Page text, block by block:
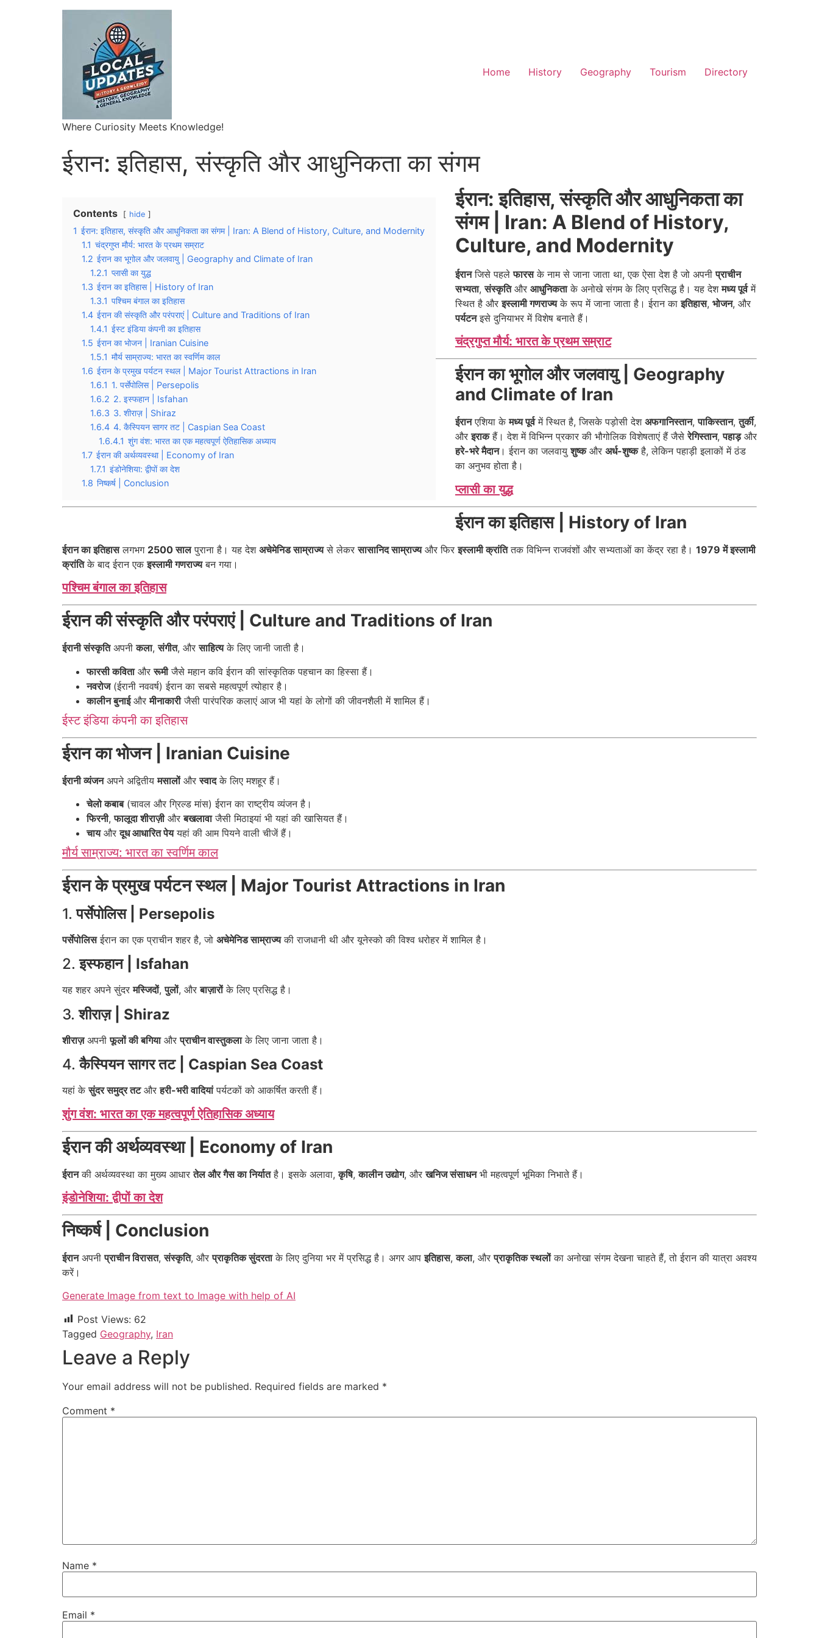
Where Curiosity Meets Knowledge!
Home History Geography Tourism Directory
ईरान: इतिहास, संस्कृति और आधुनिकता का संगम
Contents hide
1 ईरान: इतिहास, संस्कृति और आधुनिकता का संगम | Iran: A Blend of History, Culture, and Modernity
1.1 चंद्रगुप्त मौर्य: भारत के प्रथम सम्राट
1.2 ईरान का भूगोल और जलवायु | Geography and Climate of Iran
1.2.1 प्लासी का युद्ध
1.3 ईरान का इतिहास | History of Iran
1.3.1 पश्चिम बंगाल का इतिहास
1.4 ईरान की संस्कृति और परंपराएं | Culture and Traditions of Iran
1.4.1 ईस्ट इंडिया कंपनी का इतिहास
1.5 ईरान का भोजन | Iranian Cuisine
1.5.1 मौर्य साम्राज्य: भारत का स्वर्णिम काल
1.6 ईरान के प्रमुख पर्यटन स्थल | Major Tourist Attractions in Iran
1.6.1 1. पर्सेपोलिस | Persepolis
1.6.2 2. इस्फहान | Isfahan
1.6.3 3. शीराज़ | Shiraz
1.6.4 4. कैस्पियन सागर तट | Caspian Sea Coast
1.6.4.1 शुंग वंश: भारत का एक महत्वपूर्ण ऐतिहासिक अध्याय
1.7 ईरान की अर्थव्यवस्था | Economy of Iran
1.7.1 इंडोनेशिया: द्वीपों का देश
1.8 निष्कर्ष | Conclusion
ईरान: इतिहास, संस्कृति और आधुनिकता का
संगम | Iran: A Blend of History,
Culture, and Modernity
ईरानजिसे पहलेफारसके नाम से जाना जाता था, एक ऐसा देश है जो अपनीप्राचीन
सभ्यता,संस्कृतिऔर आधुनिकताके अनोखे संगम के लिए प्रसिद्ध है। यह देशमध्य पूर्वमें
स्थित है औरइस्लामी गणराज्यके रूप में जाना जाता है। ईरान काइतिहास, भोजन, और
पर्यटनइसे दुनियाभर में विशेष बनाते हैं।
चंद्रगुप्त मौर्य: भारत के प्रथम सम्राट
ईरान का भूगोल और जलवायु | Geography
and Climate of Iran
ईरानएशिया केमध्य पूर्वमें स्थित है, जिसके पड़ोसी देश अफगानिस्तान,पाकिस्तान,तुर्की,
औरइराकहैं। देश में विभिन्न प्रकार की भौगोलिक विशेषताएं हैं जैसेरेगिस्तान,पहाड़और
हरे-भरे मैदान। ईरान का जलवायुशुष्कऔर अर्ध-शुष्कहै, लेकिन पहाड़ी इलाकों में ठंड
का अनुभव होता है।
प्लासी का युद्ध
ईरान का इतिहास | History of Iran
ईरान का इतिहासलगभग 2500 सालपुराना है। यह देश अचेमेनिड साम्राज्यसे लेकरसासानिद साम्राज्यऔर फिरइस्लामी क्रांतितक विभिन्न राजवंशों और सभ्यताओं का केंद्र रहा है। 1979 में इस्लामी
क्रांतिके बाद ईरान एकइस्लामी गणराज्यबन गया।
पश्चिम बंगाल का इतिहास
ईरान की संस्कृति और परंपराएं | Culture and Traditions of Iran
ईरानी संस्कृतिअपनीकला,संगीत, औरसाहित्यके लिए जानी जाती है।
फारसी कविताऔररूमीजैसे महान कवि ईरान की सांस्कृतिक पहचान का हिस्सा हैं।
नवरोज(ईरानी नववर्ष) ईरान का सबसे महत्वपूर्ण त्योहार है।
कालीन बुनाईऔरमीनाकारीजैसी पारंपरिक कलाएं आज भी यहां के लोगों की जीवनशैली में शामिल हैं।
ईस्ट इंडिया कंपनी का इतिहास
ईरान का भोजन | Iranian Cuisine
ईरानी व्यंजनअपने अद्वितीयमसालोंऔरस्वादके लिए मशहूर हैं।
चेलो कबाब(चावल और ग्रिल्ड मांस) ईरान का राष्ट्रीय व्यंजन है।
फिरनी,फालूदा शीराज़ीऔरबखलावाजैसी मिठाइयां भी यहां की खासियत हैं।
चायऔरदूध आधारित पेययहां की आम पियने वाली चीजें हैं।
मौर्य साम्राज्य: भारत का स्वर्णिम काल
ईरान के प्रमुख पर्यटन स्थल | Major Tourist Attractions in Iran
1.पर्सेपोलिस | Persepolis
पर्सेपोलिसईरान का एक प्राचीन शहर है, जो अचेमेनिड साम्राज्यकी राजधानी थी और यूनेस्को की विश्व धरोहर में शामिल है।
2.इस्फहान | Isfahan
यह शहर अपने सुंदरमस्जिदों,पुलों, औरबाज़ारोंके लिए प्रसिद्ध है।
3.शीराज़ | Shiraz
शीराज़अपनीफूलों की बगियाऔरप्राचीन वास्तुकलाके लिए जाना जाता है।
4.कैस्पियन सागर तट | Caspian Sea Coast
यहां केसुंदर समुद्र तटऔरहरी-भरी वादियांपर्यटकों को आकर्षित करती हैं।
शुंग वंश: भारत का एक महत्वपूर्ण ऐतिहासिक अध्याय
ईरान की अर्थव्यवस्था | Economy of Iran
ईरानकी अर्थव्यवस्था का मुख्य आधारतेल और गैस का निर्यातहै। इसके अलावा,कृषि,कालीन उद्योग, औरखनिज संसाधनभी महत्वपूर्ण भूमिका निभाते हैं।
इंडोनेशिया: द्वीपों का देश
निष्कर्ष | Conclusion
ईरानअपनीप्राचीन विरासत,संस्कृति, औरप्राकृतिक सुंदरताके लिए दुनिया भर में प्रसिद्ध है। अगर आपइतिहास,कला, औरप्राकृतिक स्थलोंका अनोखा संगम देखना चाहते हैं, तो ईरान की यात्रा अवश्य
करें।
Generate Image from text to Image with help of AI
Post Views: 62
Tagged Geography, Iran
Leave a Reply
Your email address will not be published. Required fields are marked *
Comment *
Name *
Email *